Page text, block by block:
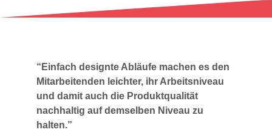
“Einfach designte Abläufe machen es den
Mitarbeitenden leichter, ihr Arbeitsniveau
und damit auch die Produktqualität
nachhaltig auf demselben Niveau zu
halten.”